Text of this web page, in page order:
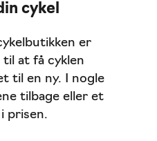
cykel
er
at få cyklen
til en ny. I nogle
tilbage eller et
prisen.